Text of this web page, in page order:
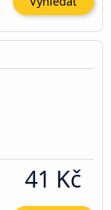
41 Kč